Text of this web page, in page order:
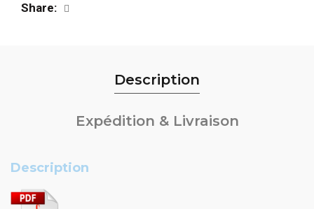
Share
Description
Expédition & Livraison
Description